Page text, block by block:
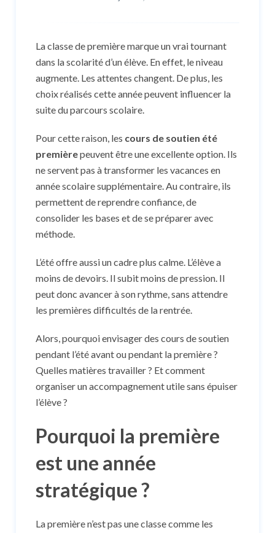
La classe de première marque un vrai tournant
dans la scolarité d’un élève. En effet, le niveau
augmente. Les attentes changent. De plus, les
choix réalisés cette année peuvent influencer la
suite du parcours scolaire.
Pour cette raison, les cours de soutien été
premièrepeuvent être une excellente option. Ils
ne servent pas à transformer les vacances en
année scolaire supplémentaire. Au contraire, ils
permettent de reprendre confiance, de
consolider les bases et de se préparer avec
méthode.
L’été offre aussi un cadre plus calme. L’élève a
moins de devoirs. Il subit moins de pression. Il
peut donc avancer à son rythme, sans attendre
les premières difficultés de la rentrée.
Alors, pourquoi envisager des cours de soutien
pendant l’été avant ou pendant la première ?
Quelles matières travailler ? Et comment
organiser un accompagnement utile sans épuiser
l’élève ?
Pourquoi la première
est une année
stratégique ?
La première n’est pas une classe comme les